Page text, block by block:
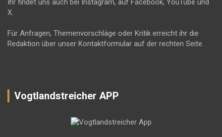
Ihr findet uns auch bei Instagram, auf Facebook, YouTube und
X.
Für Anfragen, Themenvorschläge oder Kritik erreicht ihr die
Redaktion über unser Kontaktformular auf der rechten Seite.
Vogtlandstreicher APP